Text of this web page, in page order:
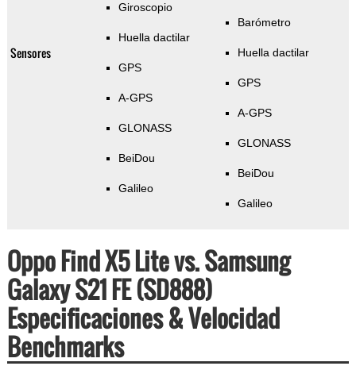
Sensores
Giroscopio
Huella dactilar
GPS
A-GPS
GLONASS
BeiDou
Galileo
Barómetro
Huella dactilar
GPS
A-GPS
GLONASS
BeiDou
Galileo
Oppo Find X5 Lite vs. Samsung
Galaxy S21 FE (SD888)
Especificaciones & Velocidad
Benchmarks